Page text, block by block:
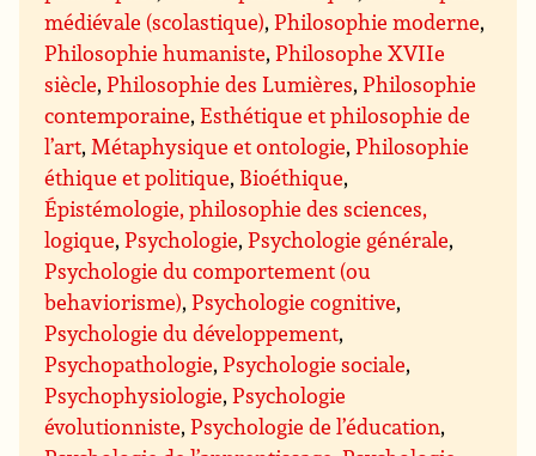
médiévale (scolastique),Philosophie moderne,
Philosophie humaniste,Philosophe XVIIe
siècle,Philosophie des Lumières,Philosophie
contemporaine,Esthétique et philosophie de
l’art, Métaphysique et ontologie,Philosophie
éthique et politique, Bioéthique,
Épistémologie, philosophie des sciences,
logique,Psychologie,Psychologie générale,
Psychologie du comportement (ou
behaviorisme),Psychologie cognitive,
Psychologie du développement,
Psychopathologie,Psychologie sociale,
Psychophysiologie,Psychologie
évolutionniste,Psychologie de l’éducation,